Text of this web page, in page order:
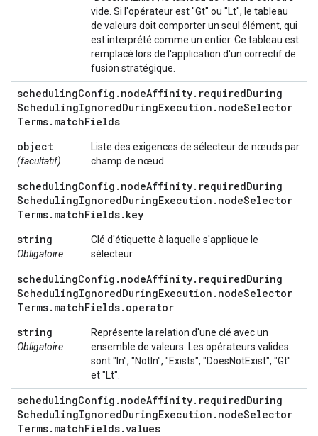
vide. Si l'opérateur est "Gt" ou "Lt", le tableau
de valeurs doit comporter un seul élément, qui
est interprété comme un entier. Ce tableau est
remplacé lors de l'application d'un correctif de
fusion stratégique.
schedulingConfig . nodeAffinity. requiredDuring
SchedulingIgnoredDuringExecution . nodeSelector
Terms. matchFields
object
(facultatif)
Liste des exigences de sélecteur de nœuds par
champ de nœud.
schedulingConfig . nodeAffinity. requiredDuring
SchedulingIgnoredDuringExecution . nodeSelector
Terms. matchFields. key
string
Obligatoire
Clé d'étiquette à laquelle s'applique le
sélecteur.
schedulingConfig . nodeAffinity. requiredDuring
SchedulingIgnoredDuringExecution . nodeSelector
Terms. matchFields. operator
string
Obligatoire
Représente la relation d'une clé avec un
ensemble de valeurs. Les opérateurs valides
sont "In", "NotIn", "Exists", "DoesNotExist", "Gt"
et "Lt".
schedulingConfig . nodeAffinity. requiredDuring
SchedulingIgnoredDuringExecution . nodeSelector
Terms. matchFields.values